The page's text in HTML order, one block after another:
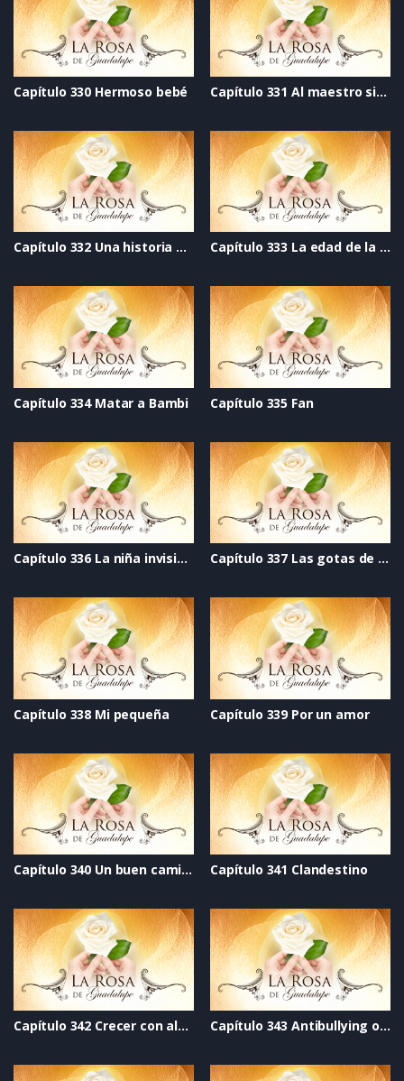
Capítulo 330 Hermoso bebé Capítulo 331 Al maestro sin cariño
Capítulo 332 Una historia de amor Capítulo 333 La edad de la inocencia
Capítulo 334 Matar a Bambi Capítulo 335 Fan
Capítulo 336 La niña invisible Capítulo 337 Las gotas de lluvia
Capítulo 338 Mi pequeña Capítulo 339 Por un amor
Capítulo 340 Un buen camino Capítulo 341 Clandestino
Capítulo 342 Crecer con alegría Capítulo 343 Antibullying otro cielo